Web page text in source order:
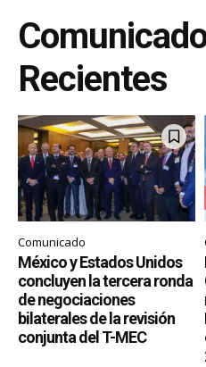
Recientes
Comunicado
México y Estados Unidos
concluyen la tercera ronda
de negociaciones
bilaterales de la revisión
conjunta del T-MEC